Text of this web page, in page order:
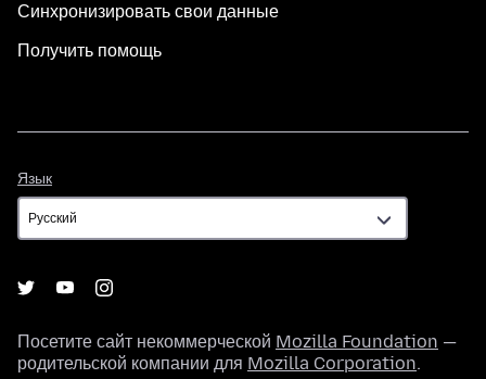
Синхронизировать свои данные
Получить помощь
Язык
Посетите сайт некоммерческой Mozilla Foundation —
родительской компании для Mozilla Corporation.